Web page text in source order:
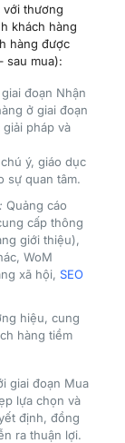
thương
khách hàng
hàng được
sau mua):
đoạn Nhận
ở giai đoạn
pháp và
ý, giáo dục
sự quan tâm.
Quảng cáo
cấp thông
giới thiệu),
WoM
xã hội, SEO
hiệu, cung
hàng tiềm
giai đoạn Mua
lựa chọn và
định, đồng
ra thuận lợi.